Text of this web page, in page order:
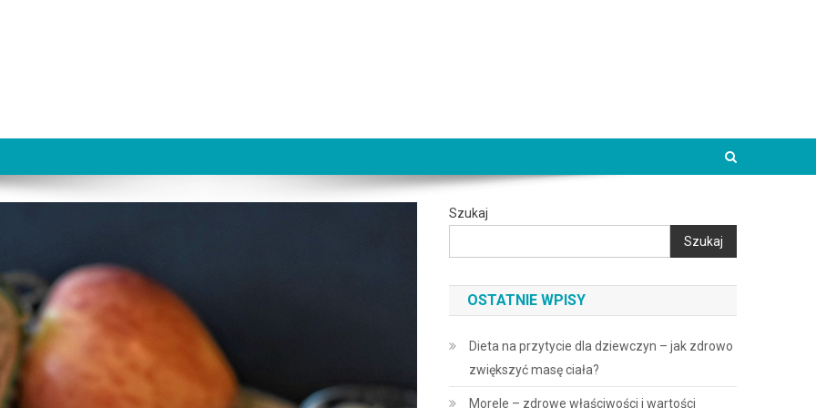
Szukaj
Szukaj
OSTATNIE WPISY
Dieta na przytycie dla dziewczyn – jak zdrowo
zwiększyć masę ciała?
Morele – zdrowe właściwości i wartości